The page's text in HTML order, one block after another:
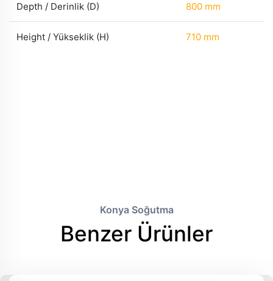
Depth / Derinlik (D) 800 mm
Height / Yükseklik (H) 710 mm
Konya Soğutma
Benzer Ürünler